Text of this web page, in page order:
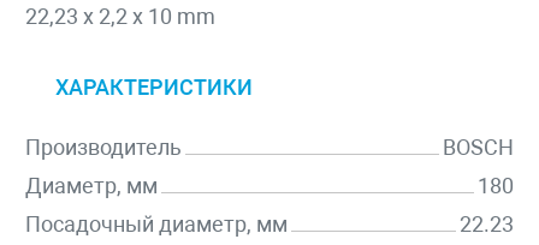
22,23 x 2,2 x 10 mm
ХАРАКТЕРИСТИКИ
Производитель
BOSCH
Диаметр, мм
180
Посадочный диаметр, мм
22.23